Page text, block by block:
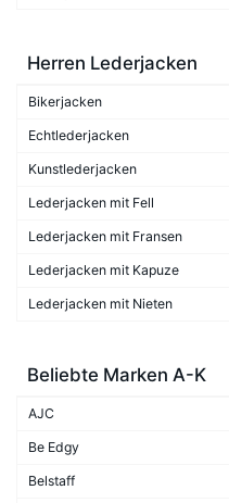
Herren Lederjacken
Bikerjacken
Echtlederjacken
Kunstlederjacken
Lederjacken mit Fell
Lederjacken mit Fransen
Lederjacken mit Kapuze
Lederjacken mit Nieten
Beliebte Marken A-K
AJC
Be Edgy
Belstaff